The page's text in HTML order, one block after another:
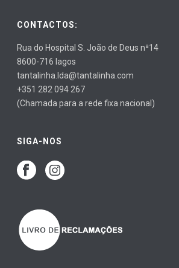
CONTACTOS:
Rua do Hospital S. João de Deus nª14
8600-716 lagos
tantalinha.lda@tantalinha.com
+351 282 094 267
(Chamada para a rede fixa nacional)
SIGA-NOS